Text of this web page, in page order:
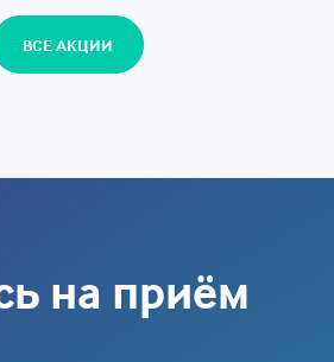
ВСЕ АКЦИИ
на приём